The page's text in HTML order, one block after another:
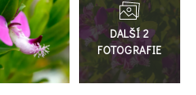
do
galerie